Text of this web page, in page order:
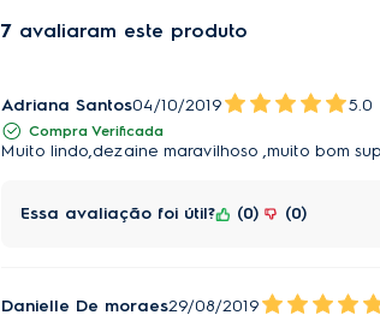
7 avaliaram este produto
Adriana Santos04/10/2019 5.0
Compra Verificada
Muito lindo,dezaine maravilhoso ,muito bom
Essa avaliação foi útil? 0 0
Danielle De moraes29/08/2019